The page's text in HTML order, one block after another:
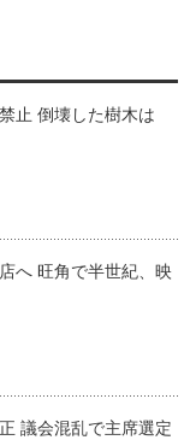
止 倒壊した樹木は
へ 旺角で半世紀、映
議会混乱で主席選定